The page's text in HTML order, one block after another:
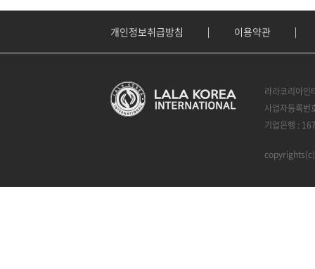
개인정보취급방침 이용약관
라라코리아인
사업자등록
기업은행 :